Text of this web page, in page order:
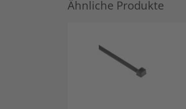
Ähnliche Produkte